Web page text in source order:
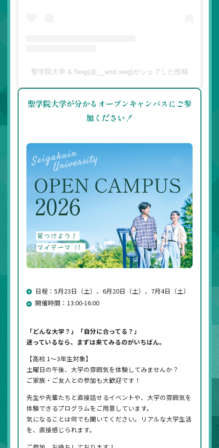
聖学院大学 & Seig(@__and.seig)がシェアした投稿
聖学院大学が分かるオープンキャンパスにご参
加ください！
日程：5月23日（土）、6月20日（土）、7月4日（土）
開催時間：13:00-16:00
「どんな大学？」「自分に合ってる？」
迷っているなら、まずは来てみるのがいちばん。
【高校 1～3年生対象】
土曜日の午後、大学の雰囲気を体験してみませんか？
ご家族・ご友人との参加も大歓迎です！
先生や先輩たちと直接話せるイベントや、大学の雰囲気を
体験できるプログラムをご用意しています。
気になることは何でも聞いてください。リアルな大学生活
を、直接感じられます。